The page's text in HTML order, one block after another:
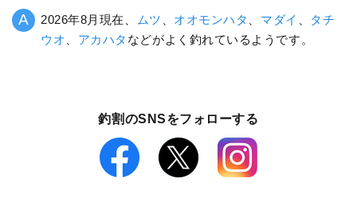
2026年8月現在、 ムツ オオモンハタ マダイ
タチ
ウオ
アカハタ などがよく釣れているようです。
釣割のSNSをフォローする